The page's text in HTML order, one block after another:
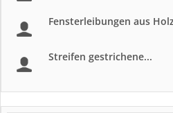
Fensterleibungen aus
Streifen gestrichene...